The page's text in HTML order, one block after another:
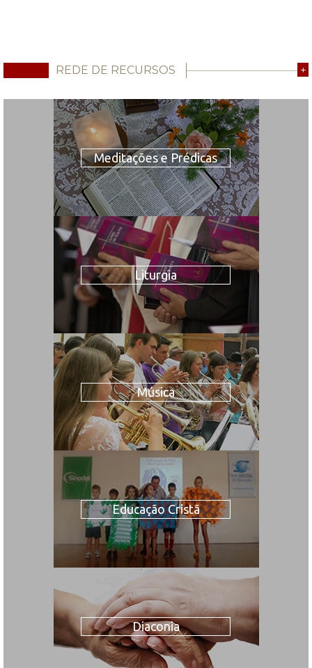
REDE DE RECURSOS +
Meditações e Prédicas
Liturgia
Música
Educação Cristã
Diaconia